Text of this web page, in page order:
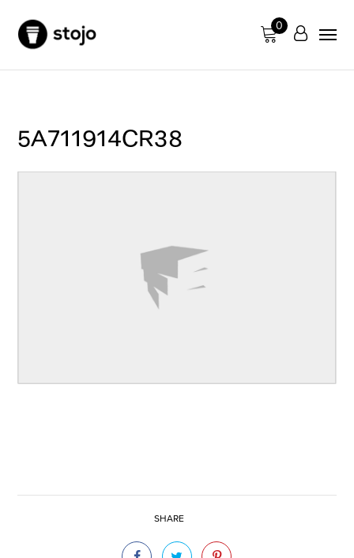
0
5A711914CR38
SHARE